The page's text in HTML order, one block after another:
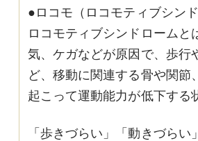
●ロコモ（ロコモティブシンド
ロコモティブシンドロームと
気、ケガなどが原因で、歩行
ど、移動に関連する骨や関節
起こって運動能力が低下する
「歩きづらい」「動きづらい